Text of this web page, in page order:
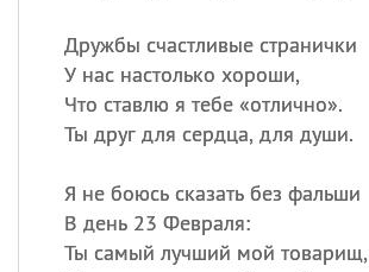
Дружбы счастливые странички
У нас настолько хороши,
Что ставлю я тебе «отлично».
Ты друг для сердца, для души.
Я не боюсь сказать без фальши
В день 23 Февраля:
Ты самый лучший мой товарищ,